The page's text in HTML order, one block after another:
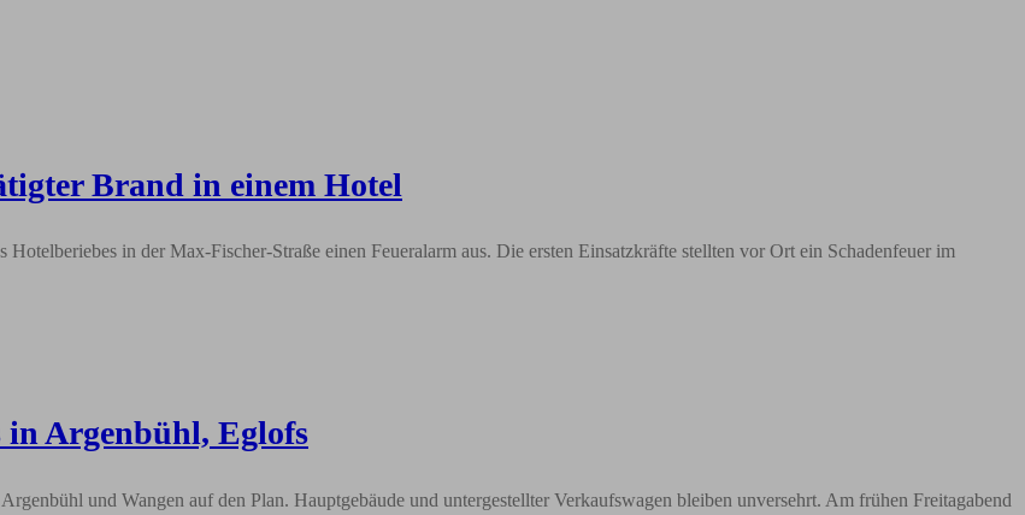
Brand in einem Hotel
in der Max-Fischer-Straße einen Feueralarm aus. Die ersten Einsatzkräfte stellten vor Ort ein Schadenfeuer im
in Argenbühl, Eglofs
und Wangen auf den Plan. Hauptgebäude und untergestellter Verkaufswagen bleiben unversehrt. Am frühen Freitagabend